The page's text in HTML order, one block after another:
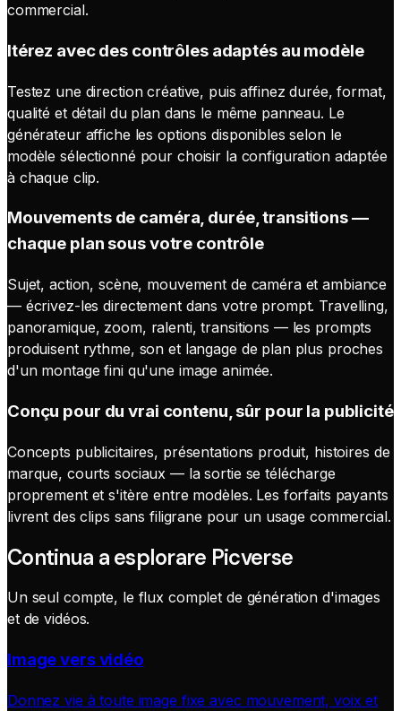
commercial.
Itérez avec des contrôles adaptés au modèle
Testez une direction créative, puis affinez durée, format,
qualité et détail du plan dans le même panneau. Le
générateur affiche les options disponibles selon le
modèle sélectionné pour choisir la configuration adaptée
à chaque clip.
Mouvements de caméra, durée, transitions —
chaque plan sous votre contrôle
Sujet, action, scène, mouvement de caméra et ambiance
— écrivez-les directement dans votre prompt. Travelling,
panoramique, zoom, ralenti, transitions — les prompts
produisent rythme, son et langage de plan plus proches
d'un montage fini qu'une image animée.
Conçu pour du vrai contenu, sûr pour la publicité
Concepts publicitaires, présentations produit, histoires de
marque, courts sociaux — la sortie se télécharge
proprement et s'itère entre modèles. Les forfaits payants
livrent des clips sans filigrane pour un usage commercial.
Continua a esplorare Picverse
Un seul compte, le flux complet de génération d'images
et de vidéos.
Image vers vidéo
Donnez vie à toute image fixe avec mouvement, voix et